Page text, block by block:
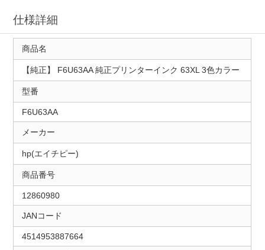
仕様詳細
商品名
【純正】 F6U63AA 純正プリンターインク 63XL 3色カラー
型番
F6U63AA
メーカー
hp(エイチピー)
商品番号
12860980
JANコード
4514953887664